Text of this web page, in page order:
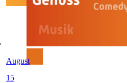
August
15